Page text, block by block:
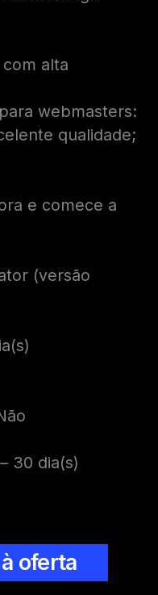
alta
webmasters:
qualidade;
e comece a
(versão
– 30 dia(s)
oferta